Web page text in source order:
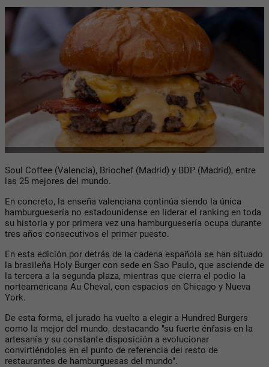
Soul Coffee (Valencia), Briochef (Madrid) y BDP (Madrid), entre
las 25 mejores del mundo.
En concreto, la enseña valenciana continúa siendo la única
hamburguesería no estadounidense en liderar el ranking en toda
su historia y por primera vez una hamburguesería ocupa durante
tres años consecutivos el primer puesto.
En esta edición por detrás de la cadena española se han situado
la brasileña Holy Burger con sede en Sao Paulo, que asciende de
la tercera a la segunda plaza, mientras que cierra el podio la
norteamericana Au Cheval, con espacios en Chicago y Nueva
York.
De esta forma, el jurado ha vuelto a elegir a Hundred Burgers
como la mejor del mundo, destacando "su fuerte énfasis en la
artesanía y su constante disposición a evolucionar
convirtiéndoles en el punto de referencia del resto de
restaurantes de hamburguesas del mundo".